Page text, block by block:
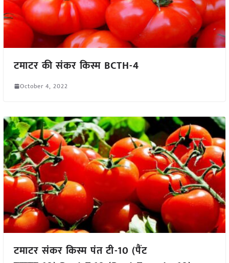
टमाटर की संकर किस्म BCTH-4
October 4, 2022
टमाटर संकर किस्म पंत टी-10 (पैंट